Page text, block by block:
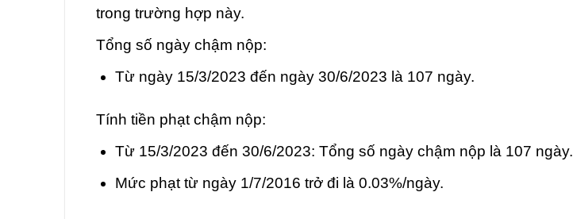
trong trường hợp này.
Tổng số ngày chậm nộp:
Từ ngày 15/3/2023 đến ngày 30/6/2023 là 107 ngày.
Tính tiền phạt chậm nộp:
Từ 15/3/2023 đến 30/6/2023: Tổng số ngày chậm nộp là 107 ngày.
Mức phạt từ ngày 1/7/2016 trở đi là 0.03%/ngày.